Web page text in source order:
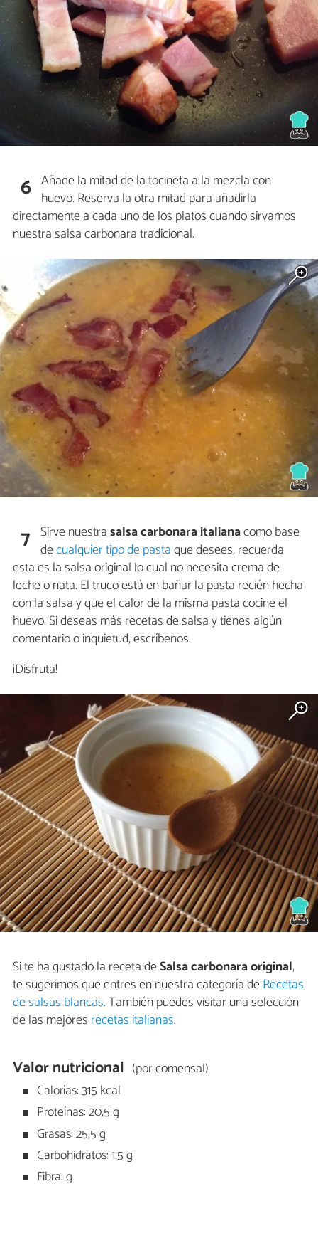
6 Añade la mitad de la tocineta a la mezcla con
huevo. Reserva la otra mitad para añadirla
directamente a cada uno de los platos cuando sirvamos
nuestra salsa carbonara tradicional.
7 Sirve nuestrasalsa carbonara italianacomo base
decualquier tipo de pastaque desees, recuerda
esta es la salsa original lo cual no necesita crema de
leche o nata. El truco está en bañar la pasta recién hecha
con la salsa y que el calor de la misma pasta cocine el
huevo. Si deseas más recetas de salsa y tienes algún
comentario o inquietud, escríbenos.
¡Disfruta!
Si te ha gustado la receta deSalsa carbonara original,
te sugerimos que entres en nuestra categoría deRecetas
de salsas blancas. También puedes visitar una selección
de las mejores recetas italianas.
Valor nutricional (por comensal)
Calorías: 315 kcal
Proteínas: 20,5 g
Grasas: 25,5 g
Carbohidratos: 1,5 g
Fibra: g